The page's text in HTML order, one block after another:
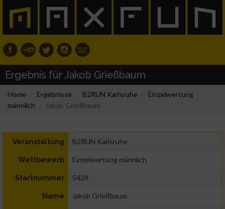
Ergebnis für Jakob Grießbaum
Home Ergebnisse B2RUN Karlsruhe
Einzelwertung
männlich
Jakob Grießbaum
Veranstaltung B2RUN Karlsruhe
Wettbewerb Einzelwertung männlich
Startnummer 5428
Name Jakob Grießbaum